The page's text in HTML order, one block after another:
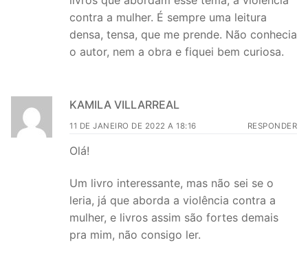
contra a mulher. É sempre uma leitura
densa, tensa, que me prende. Não conhecia
o autor, nem a obra e fiquei bem curiosa.
KAMILA VILLARREAL
11 DE JANEIRO DE 2022 A 18:16 RESPONDER
Olá!
Um livro interessante, mas não sei se o
leria, já que aborda a violência contra a
mulher, e livros assim são fortes demais
pra mim, não consigo ler.